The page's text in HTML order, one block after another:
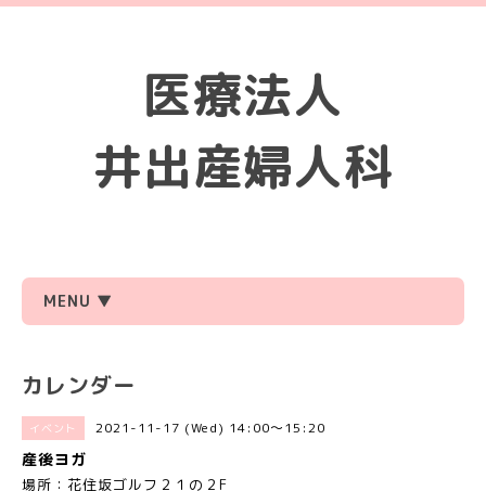
医療法人
井出産婦人科
MENU ▼
カレンダー
イベント 2021-11-17 (Wed) 14:00～15:20
産後ヨガ
場所：花住坂ゴルフ２１の２F